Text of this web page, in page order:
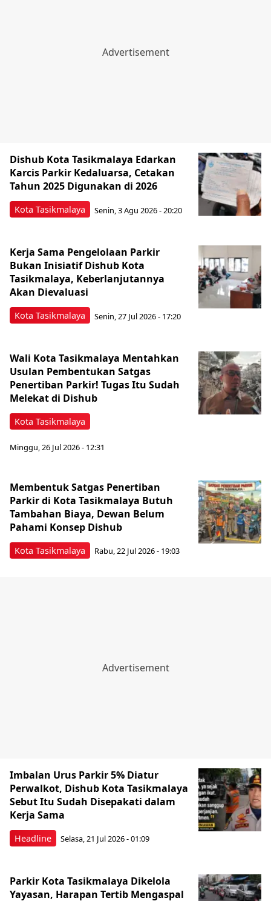
Kota Tasikmalaya
Dishub Kota Tasikmalaya Edarkan
Karcis Parkir Kedaluarsa, Cetakan
Tahun 2025 Digunakan di 2026
Senin, 3 Agu 2026 - 20:20
Kota Tasikmalaya
Kerja Sama Pengelolaan Parkir
Bukan Inisiatif Dishub Kota
Tasikmalaya, Keberlanjutannya
Akan Dievaluasi
Senin, 27 Jul 2026 - 17:20
Kota Tasikmalaya
Wali Kota Tasikmalaya Mentahkan
Usulan Pembentukan Satgas
Penertiban Parkir! Tugas Itu Sudah
Melekat di Dishub
Minggu, 26 Jul 2026 - 12:31
Kota Tasikmalaya
Membentuk Satgas Penertiban
Parkir di Kota Tasikmalaya Butuh
Tambahan Biaya, Dewan Belum
Pahami Konsep Dishub
Rabu, 22 Jul 2026 - 19:03
Headline
Imbalan Urus Parkir 5% Diatur
Perwalkot, Dishub Kota Tasikmalaya
Sebut Itu Sudah Disepakati dalam
Kerja Sama
Selasa, 21 Jul 2026 - 01:09
Parkir Kota Tasikmalaya Dikelola
Yayasan, Harapan Tertib Mengaspal